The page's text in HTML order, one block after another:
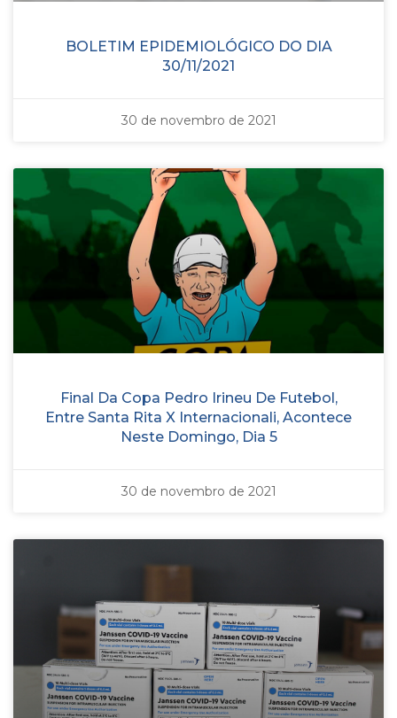
BOLETIM EPIDEMIOLÓGICO DO DIA
30/11/2021
30 de novembro de 2021
Final Da Copa Pedro Irineu De Futebol,
Entre Santa Rita X Internacionali, Acontece
Neste Domingo, Dia 5
30 de novembro de 2021